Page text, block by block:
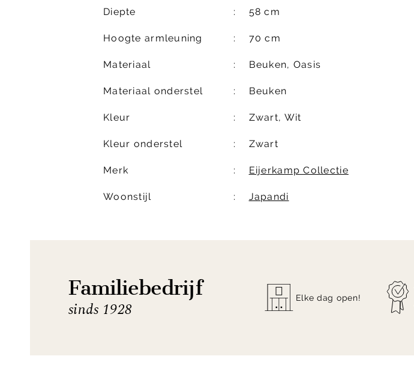
Diepte 58 cm
Hoogte armleuning 70 cm
Materiaal Beuken, Oasis
Materiaal onderstel Beuken
Kleur Zwart, Wit
Kleur onderstel Zwart
Merk Eijerkamp Collectie
Woonstijl Japandi
Familiebedrijf
sinds 1928
Elke dag open!